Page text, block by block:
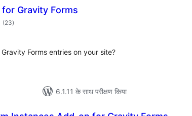
Gravity Forms
(23कुल
दर)
Forms entries on your site?
6.1.11 के साथ परीक्षण किया